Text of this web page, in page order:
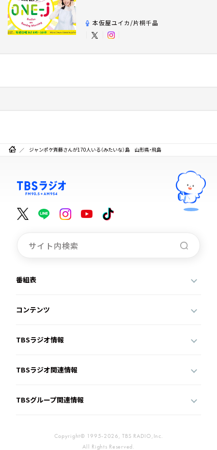
本仮屋ユイカ/片桐千晶
ジャンポケ斉藤さんが170人いる（みたいな）島 山形県・飛島
番組表
コンテンツ
TBSラジオ情報
TBSラジオ関連情報
TBSグループ関連情報
Copyright© 1995-2026, TBS RADIO,Inc.
All Rights Reserved.